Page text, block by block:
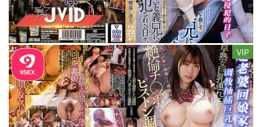
VIP